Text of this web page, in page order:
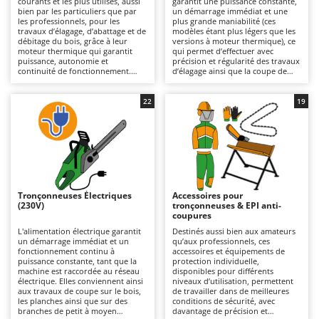
Autolaveuses
Autres produits
B
Balayeuses
Bancs de scie pour le bois - Scies à bûches
Barbecues
Bennes pour tracteur
Brosses pour sols extérieurs
Brouettes à moteur
Broyeurs à axe horizontal pour tracteur
Broyeurs de branches et végétaux
Butteurs pour tracteur
C
Chargeurs de batterie - Démarreurs
Charrues pour tracteur
Ambrogio Robot
Annovi Reverberi
ANTHBOT
Archman
Ardes
Argo
Ariete
Artus
Attila
Ausonia
Awelco
B
Baesso
Bahco
bien par les particuliers que par
les professionnels, pour les
travaux d’élagage, d’abattage et de
débitage du bois, grâce à leur
moteur thermique qui garantit
puissance, autonomie et
continuité de fonctionnement.
un usage amateur et occasionnel
qu’à des utilisations
professionnelles plus fréquentes
et prolongées, sans nécessiter de
raccordement au réseau
électrique. Elles sont idéales pour
les particuliers, les jardiniers et les
sylviculteurs qui recherchent une
totale liberté de mouvement et
une grande autonomie de travail,
sans compromis sur les
performances. Elles nécessitent un
thermique (filtre à air, bougie),
ainsi que le nettoyage et
l’entretien du système de
lubrification de la chaîne, sans
oublier le contrôle périodique du
dispositif de coupe et de l’affûtage
de la chaîne.
un démarrage immédiat et une
plus grande maniabilité (ces
modèles étant plus légers que les
versions à moteur thermique), ce
qui permet d’effectuer avec
précision et régularité des travaux
d’élagage ainsi que la coupe de
réseau électrique. Des modèles
sont disponibles, allant du niveau
amateur au niveau professionnel ;
ces derniers offrent une bonne
autonomie et conviennent aux
travaux d’entretien des espaces
verts, ponctuels ou réguliers, sur
des branches et des troncs de
petit à moyen diamètre. Très
silencieuses, elles sont
particulièrement adaptées à une
utilisation en milieu résidentiel.
Pour prolonger l’autonomie de
travail, il suffit de remplacer la
batterie déchargée par une
batterie chargée ou de la
recharger. Certains modèles
disposent d’une autonomie
renforcée, adaptée également à
un usage professionnel. Elles
nécessitent un entretien minimal,
limité au nettoyage et à l’entretien
Tronçonneuses Électriques
(230V)
L'alimentation électrique garantit
un démarrage immédiat et un
fonctionnement continu à
puissance constante, tant que la
machine est raccordée au réseau
électrique. Elles conviennent ainsi
aux travaux de coupe sur le bois,
les planches ainsi que sur des
branches de petit à moyen
22
Accessoires pour
tronçonneuses & EPI anti-
coupures
Destinés aussi bien aux amateurs
qu’aux professionnels, ces
accessoires et équipements de
protection individuelle,
disponibles pour différents
niveaux d’utilisation, permettent
de travailler dans de meilleures
conditions de sécurité, avec
davantage de précision et
19